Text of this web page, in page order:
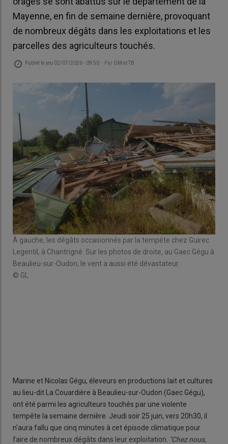
Mayenne, en fin de semaine dernière, provoquant
de nombreux dégâts dans les exploitations et les
parcelles des agriculteurs touchés.
Publié le jeu 02/07/2026 - 09:50 - Par GM et TB
À gauche, les dégâts occasionnés par la tempête chez Guirec
Legentil, à Chantrigné. Sur les photos de droite, au Gaec Gégu à
Beaulieu-sur-Oudon, le vent a aussi été dévastateur.
© GL
Marine et Nicolas Gégu, éleveurs en productions lait et cultures
au lieu-dit La Couardière à Beaulieu-sur-Oudon (Gaec Gégu),
ont été parmi les agriculteurs touchés par une violente
tempête la semaine dernière. Jeudi soir 25 juin, vers 20h30, il
n'aura fallu que cinq minutes à cet épisode climatique pour
faire de nombreux dégâts dans leur exploitation.
"Chez nous,